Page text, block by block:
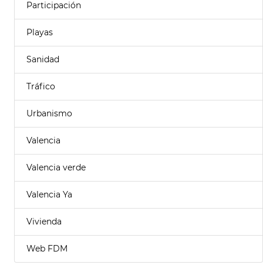
Participación
Playas
Sanidad
Tráfico
Urbanismo
Valencia
Valencia verde
Valencia Ya
Vivienda
Web FDM